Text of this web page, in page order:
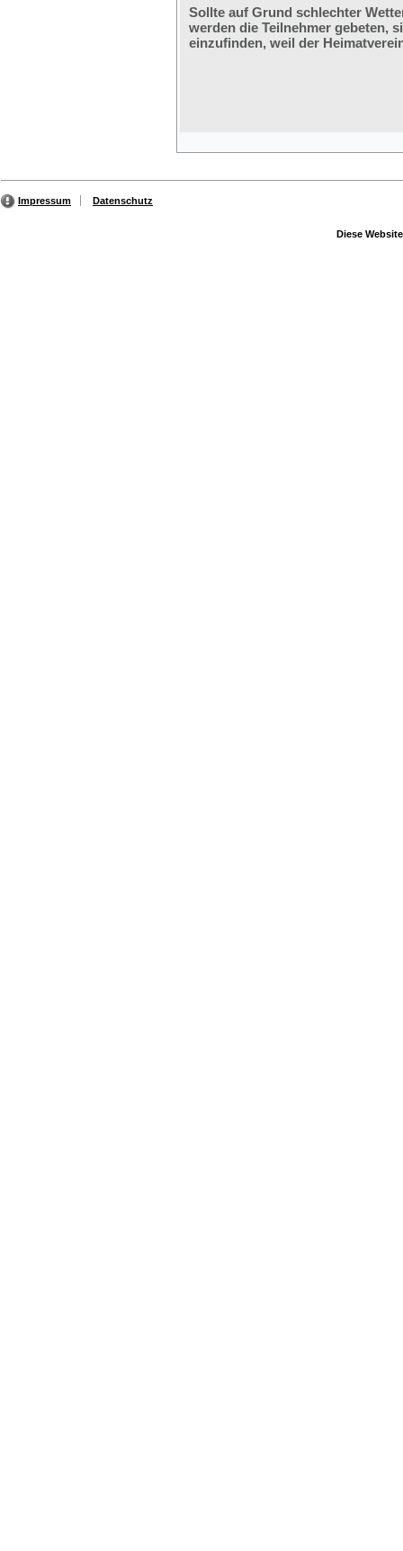
Sollte auf Grund schlechter
werden die Teilnehmer gebeten,
einzufinden, weil der
Impressum Datenschutz
Diese